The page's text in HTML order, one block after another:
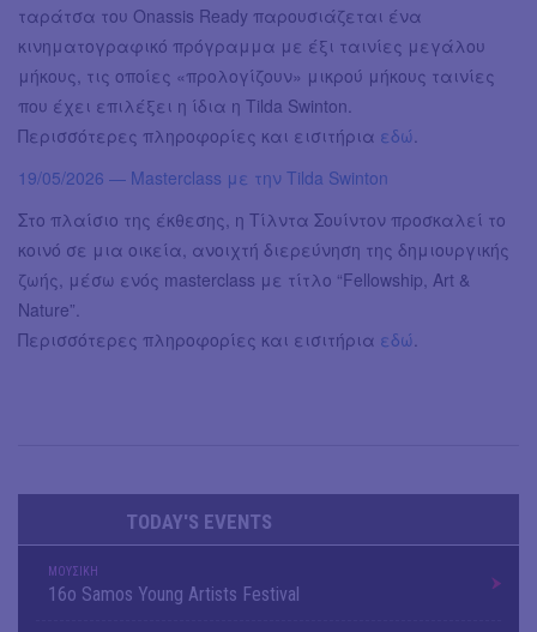
ταράτσα του Onassis Ready παρουσιάζεται ένα
κινηματογραφικό πρόγραμμα με έξι ταινίες μεγάλου
μήκους, τις οποίες «προλογίζουν» μικρού μήκους ταινίες
που έχει επιλέξει η ίδια η Tilda Swinton.
Περισσότερες πληροφορίες και εισιτήρια εδώ.
19/05/2026 — Masterclass με την Tilda Swinton
Στο πλαίσιο της έκθεσης, η Τίλντα Σουίντον προσκαλεί το
κοινό σε μια οικεία, ανοιχτή διερεύνηση της δημιουργικής
ζωής, μέσω ενός masterclass με τίτλο “Fellowship, Art &
Nature”.
Περισσότερες πληροφορίες και εισιτήρια εδώ.
TODAY'S EVENTS
ΜΟΥΣΙΚΗ
16o Samos Young Artists Festival